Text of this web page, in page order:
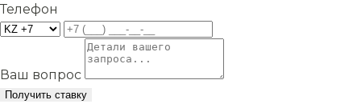
Телефон
Ваш вопрос
Получить ставку